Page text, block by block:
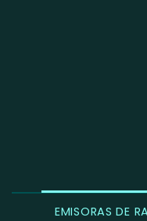
EMISORAS DE